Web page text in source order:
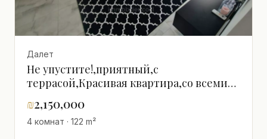
Далет
Не упустите!,приятный,с
террасой,Красивая квартира,со всеми
состоянии,Прекрасный,Рядом с
морем,После ремонта
₪2,150,000
4 комнат · 122 m²